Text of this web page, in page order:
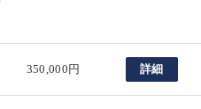
350,000円 詳細